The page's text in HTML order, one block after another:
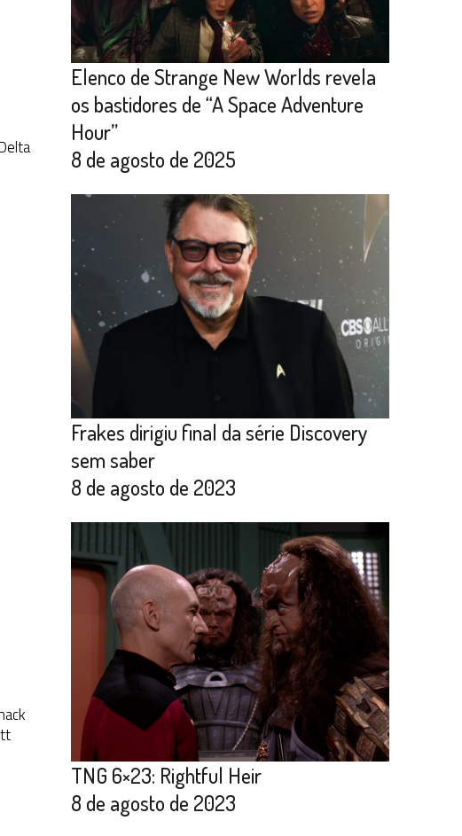
Elenco de Strange New Worlds revela
os bastidores de “A Space Adventure
Hour”
8 de agosto de 2025
Frakes dirigiu final da série Discovery
sem saber
8 de agosto de 2023
TNG 6×23: Rightful Heir
8 de agosto de 2023